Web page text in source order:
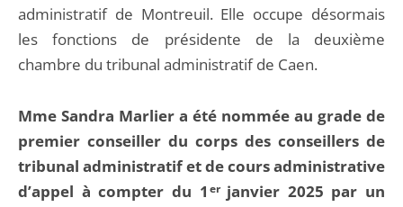
administratif de Montreuil. Elle occupe désormais
les fonctions de présidente de la deuxième
chambre du tribunal administratif de Caen.
Mme Sandra Marlier a été nommée au grade de
premier conseiller du corps des conseillers de
tribunal administratif et de cours administrative
d’appel à compter du 1 erjanvier 2025 par un